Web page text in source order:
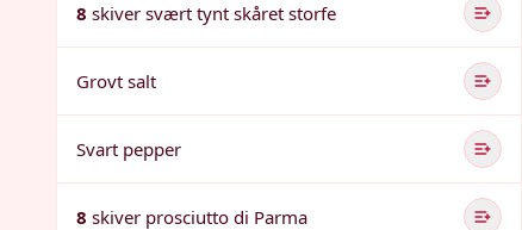
8 skiver svært tynt skåret storfe
Grovt salt
Svart pepper
8 skiver prosciutto di Parma